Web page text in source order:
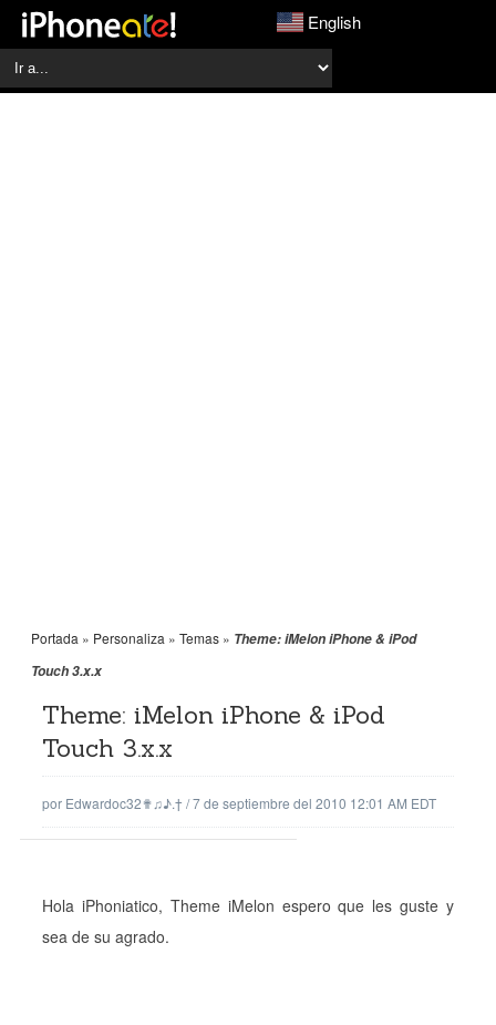
English
Portada » Personaliza » Temas » Theme: iMelon iPhone & iPod
Touch 3.x.x
Theme: iMelon iPhone & iPod
Touch 3.x.x
por Edwardoc32✟♫♪.† /7 de septiembre del 2010 12:01 AM EDT
Hola iPhoniatico, Theme iMelon espero que les guste y
sea de su agrado.